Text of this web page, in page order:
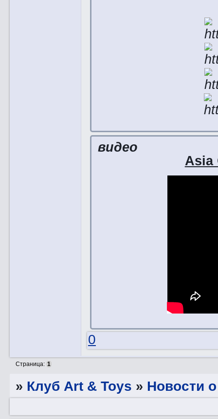
видео
Asia
0
Страница: 1
» Клуб Art & Toys » Новости